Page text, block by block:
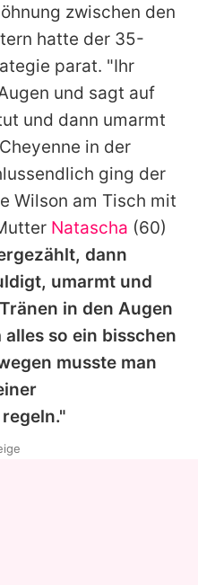
zwischen den
hatte der 35-
parat. "Ihr
und sagt auf
und dann umarmt
in der
ging der
Wilson am Tisch mit
Natascha (60)
dann
umarmt und
in den Augen
so ein bisschen
musste man